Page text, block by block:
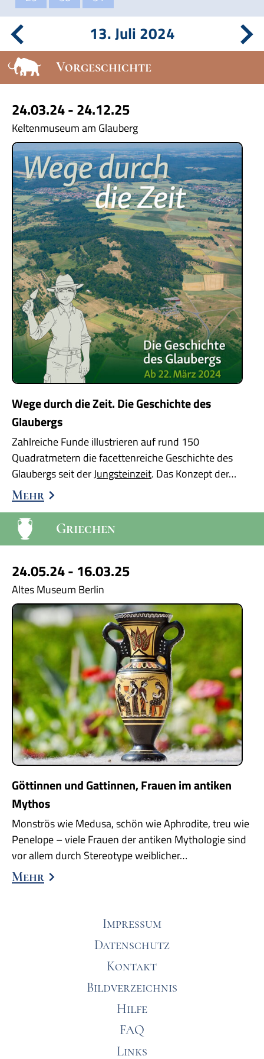
13. Juli 2024
Vorgeschichte
24.03.24 - 24.12.25
Keltenmuseum am Glauberg
Wege durch die Zeit. Die Geschichte des
Glaubergs
Zahlreiche Funde illustrieren auf rund 150
Quadratmetern die facettenreiche Geschichte des
Glaubergs seit derJungsteinzeit. Das Konzept der…
Mehr
Griechen
24.05.24 - 16.03.25
Altes Museum Berlin
Göttinnen und Gattinnen, Frauen im antiken
Mythos
Monströs wie Medusa, schön wie Aphrodite, treu wie
Penelope – viele Frauen der antiken Mythologie sind
vor allem durch Stereotype weiblicher…
Mehr
Impressum
Datenschutz
Kontakt
Bildverzeichnis
Hilfe
FAQ
Links